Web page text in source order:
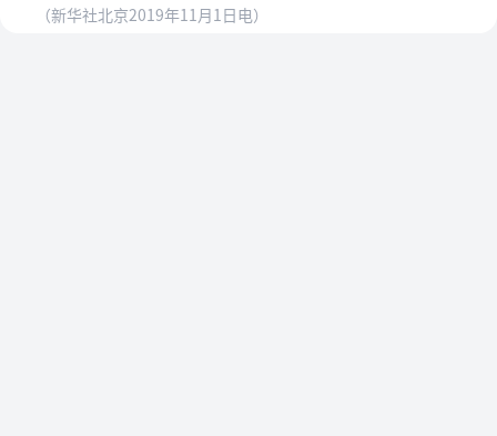
（新华社北京2019年11月1日电）